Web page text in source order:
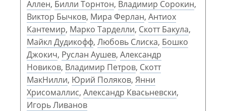
Аллен, Билли Торнтон, Владимир Сорокин,
Виктор Бычков, Мира Ферлан, Антиох
Кантемир, Марко Тарделли, Скотт Бакула,
Майкл Дудикофф, Любовь Слиска, Бошко
Джокич, Руслан Аушев, Александр
Новиков, Владимир Петров, Скотт
МакНилли, Юрий Поляков, Янни
Хрисомаллис, Александр Квасьневски,
Игорь Ливанов